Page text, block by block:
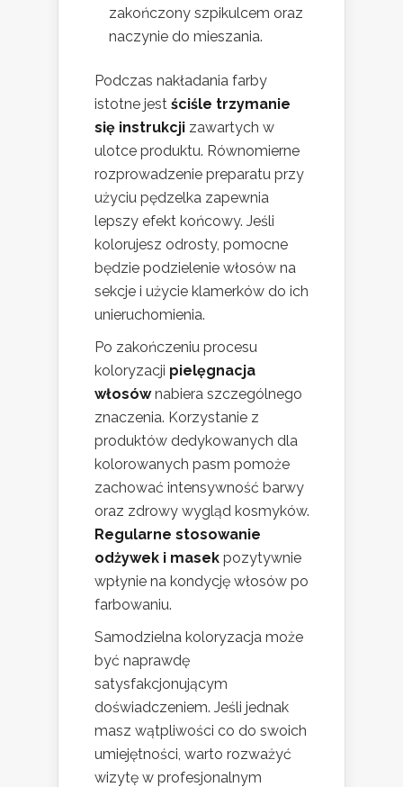
zakończony szpikulcem oraz
naczynie do mieszania.
Podczas nakładania farby
istotne jest ściśle trzymanie
się instrukcji zawartych w
ulotce produktu. Równomierne
rozprowadzenie preparatu przy
użyciu pędzelka zapewnia
lepszy efekt końcowy. Jeśli
kolorujesz odrosty, pomocne
będzie podzielenie włosów na
sekcje i użycie klamerków do ich
unieruchomienia.
Po zakończeniu procesu
koloryzacji pielęgnacja
włosównabiera szczególnego
znaczenia. Korzystanie z
produktów dedykowanych dla
kolorowanych pasm pomoże
zachować intensywność barwy
oraz zdrowy wygląd kosmyków.
Regularne stosowanie
odżywek i masek pozytywnie
wpłynie na kondycję włosów po
farbowaniu.
Samodzielna koloryzacja może
być naprawdę
satysfakcjonującym
doświadczeniem. Jeśli jednak
masz wątpliwości co do swoich
umiejętności, warto rozważyć
wizytę w profesjonalnym